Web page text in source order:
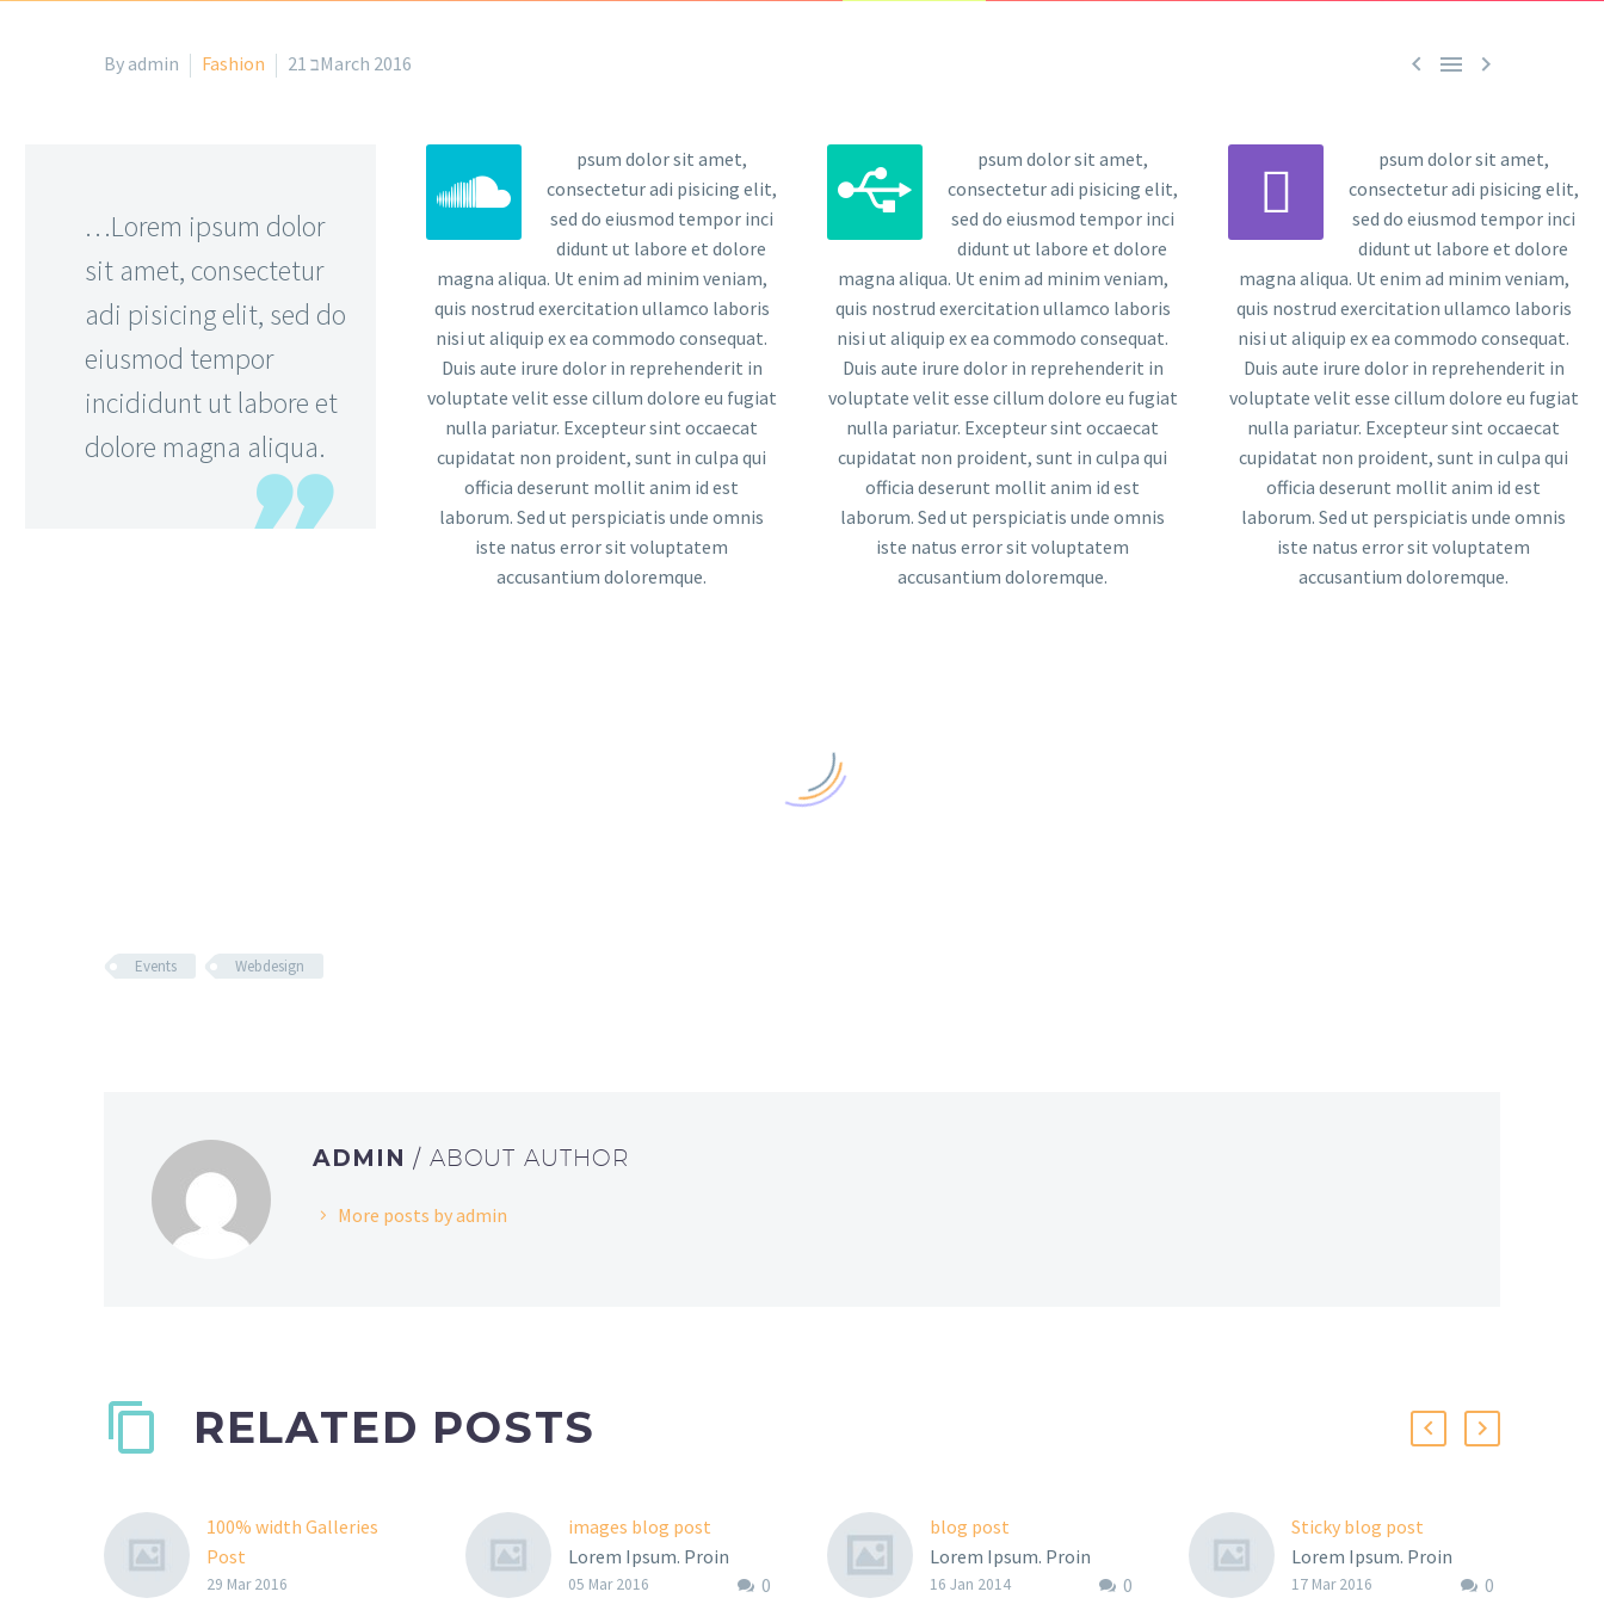
  
By admin Fashion 21 בMarch 2016
…Lorem ipsum dolor
sit amet, consectetur
adi pisicing elit, sed do
eiusmod tempor
incididunt ut labore et
dolore magna aliqua.


psum dolor sit amet,
consectetur adi pisicing elit,
sed do eiusmod tempor inci
didunt ut labore et dolore
magna aliqua. Ut enim ad minim veniam,
quis nostrud exercitation ullamco laboris
nisi ut aliquip ex ea commodo consequat.
Duis aute irure dolor in reprehenderit in
voluptate velit esse cillum dolore eu fugiat
nulla pariatur. Excepteur sint occaecat
cupidatat non proident, sunt in culpa qui
officia deserunt mollit anim id est
laborum. Sed ut perspiciatis unde omnis
iste natus error sit voluptatem
accusantium doloremque.


psum dolor sit amet,
consectetur adi pisicing elit,
sed do eiusmod tempor inci
didunt ut labore et dolore
magna aliqua. Ut enim ad minim veniam,
quis nostrud exercitation ullamco laboris
nisi ut aliquip ex ea commodo consequat.
Duis aute irure dolor in reprehenderit in
voluptate velit esse cillum dolore eu fugiat
nulla pariatur. Excepteur sint occaecat
cupidatat non proident, sunt in culpa qui
officia deserunt mollit anim id est
laborum. Sed ut perspiciatis unde omnis
iste natus error sit voluptatem
accusantium doloremque.


psum dolor sit amet,
consectetur adi pisicing elit,
sed do eiusmod tempor inci
didunt ut labore et dolore
magna aliqua. Ut enim ad minim veniam,
quis nostrud exercitation ullamco laboris
nisi ut aliquip ex ea commodo consequat.
Duis aute irure dolor in reprehenderit in
voluptate velit esse cillum dolore eu fugiat
nulla pariatur. Excepteur sint occaecat
cupidatat non proident, sunt in culpa qui
officia deserunt mollit anim id est
laborum. Sed ut perspiciatis unde omnis
iste natus error sit voluptatem
accusantium doloremque.
Events Webdesign
ADMIN / ABOUT AUTHOR
More posts by admin
RELATED POSTS
100% width Galleries
Post
Lorem Ipsum. Proin
29 Mar 2016
images blog post
Lorem Ipsum. Proin
gravida nibh vel velit
0
05 Mar 2016
blog post
Lorem Ipsum. Proin
gravida nibh vel velit
0
16 Jan 2014
Sticky blog post
Lorem Ipsum. Proin
gravida nibh vel velit
0
17 Mar 2016